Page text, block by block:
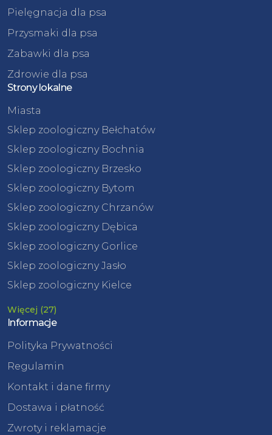
Pielęgnacja dla psa
Przysmaki dla psa
Zabawki dla psa
Zdrowie dla psa
Strony lokalne
Miasta
Sklep zoologiczny Bełchatów
Sklep zoologiczny Bochnia
Sklep zoologiczny Brzesko
Sklep zoologiczny Bytom
Sklep zoologiczny Chrzanów
Sklep zoologiczny Dębica
Sklep zoologiczny Gorlice
Sklep zoologiczny Jasło
Sklep zoologiczny Kielce
Więcej (27)
Informacje
Polityka Prywatności
Regulamin
Kontakt i dane firmy
Dostawa i płatność
Zwroty i reklamacje